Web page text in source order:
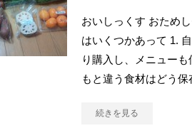
おいしっくす おため
はいくつかあって 1.
り購入し、メニュー
もと違う食材はどう保
続きを見る